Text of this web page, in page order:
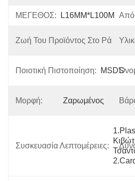
ΜΕΓΕΘΟΣ: L16MM*L100M
Ζωή Του Προϊόντος Στο Ράφι:
2
Ποιοτική Πιστοποίηση: MSDS
Μορφή: Ζαρωμένος
Συσκευασία Λεπτομέρειες: